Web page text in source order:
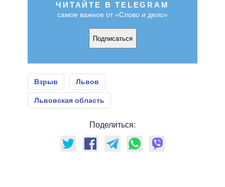
ЧИТАЙТЕ В TELEGRAM
самое важное от «Слово и дело»
Подписаться
Взрыв Львов
Львовская область
Поделиться: